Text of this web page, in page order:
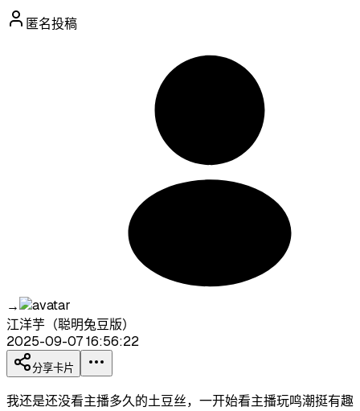
匿名投稿
→
江洋芋（聪明兔豆版）
2025-09-07 16:56:22
分享卡片
我还是还没看主播多久的土豆丝，一开始看主播玩鸣潮挺有趣